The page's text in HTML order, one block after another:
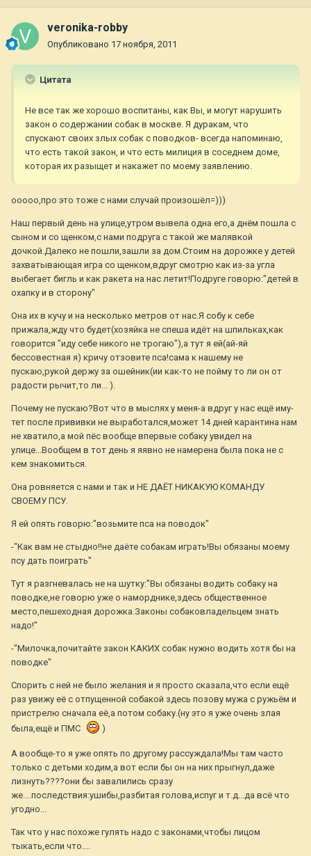
veronika-robby
Опубликовано 17 ноября, 2011
Цитата
Не все так же хорошо воспитаны, как Вы, и могут нарушить
закон о содержании собак в москве. Я дуракам, что
спускают своих злых собак с поводков- всегда напоминаю,
что есть такой закон, и что есть милиция в соседнем доме,
которая их разыщет и накажет по моему заявлению.
ооооо,про это тоже с нами случай произошёл=)))
Наш первый день на улице,утром вывела одна его,а днём пошла с
сыном и со щенком,с нами подруга с такой же малявкой
дочкой.Далеко не пошли,зашли за дом.Стоим на дорожке у детей
захватывающая игра со щенком,вдруг смотрю как из-за угла
выбегает бигль и как ракета на нас летит!Подруге говорю:"детей в
охапку и в сторону"
Она их в кучу и на несколько метров от нас.Я собу к себе
прижала,жду что будет(хозяйка не спеша идёт на шпильках,как
говорится "иду себе никого не трогаю"),а тут я ей(ай-яй
бессовестная я) кричу отзовите пса!сама к нашему не
пускаю,рукой держу за ошейник(ии как-то не пойму то ли он от
радости рычит,то ли... ).
Почему не пускаю?Вот что в мыслях у меня-а вдруг у нас ещё иму-
тет после прививки не выработался,может 14 дней карантина нам
не хватило,а мой пёс вообще впервые собаку увидел на
улице...Вообщем в тот день я яявно не намерена была пока не с
кем знакомиться.
Она ровняется с нами и так и НЕ ДАЁТ НИКАКУЮ КОМАНДУ
СВОЕМУ ПСУ.
Я ей опять говорю:"возьмите пса на поводок"
-"Как вам не стыдно!!не даёте собакам играть!Вы обязаны моему
псу дать поиграть"
Тут я разгневалась не на шутку:"Вы обязаны водить собаку на
поводке,не говорю уже о наморднике,здесь общественное
место,пешеходная дорожка.Законы собаковладельцем знать
надо!"
-"Милочка,почитайте закон КАКИХ собак нужно водить хотя бы на
поводке"
Спорить с ней не было желания и я просто сказала,что если ещё
раз увижу её с отпущенной собакой здесь позову мужа с ружьём и
пристрелю сначала её,а потом собаку.(ну это я уже очень злая
была,ещё и ПМС
)
А вообще-то я уже опять по другому рассуждала!Мы там часто
только с детьми ходим,а вот если бы он на них прыгнул,даже
лизнуть????они бы завалились сразу
же....последствия:ушибы,разбитая голова,испуг и т.д...да всё что
угодно...
Так что у нас похоже гулять надо с законами,чтобы лицом
тыкать,если что....